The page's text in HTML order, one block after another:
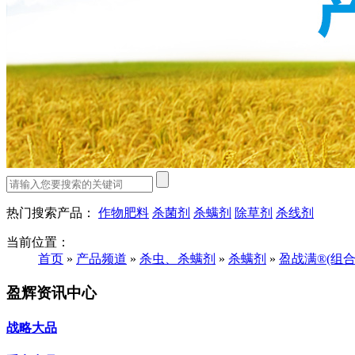
热门搜索产品： 作物肥料 杀菌剂 杀螨剂 除草剂 杀线剂
当前位置：
首页 » 产品频道 » 杀虫、杀螨剂 » 杀螨剂 » 盈战满®(组
盈辉资讯中心
战略大品